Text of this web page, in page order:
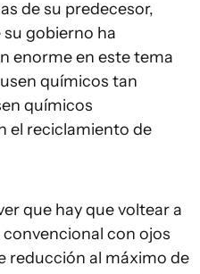
de su predecesor,
gobierno ha
enorme en este tema
químicos tan
químicos
el reciclamiento de
que hay que voltear a
con ojos
reducción al máximo de